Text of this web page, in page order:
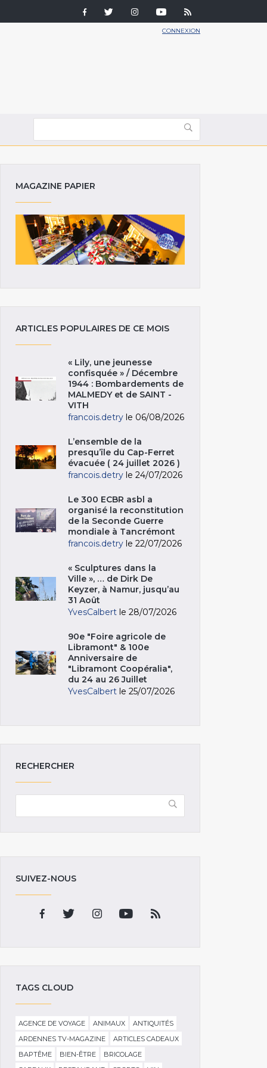
CONNEXION
MAGAZINE PAPIER
ARTICLES POPULAIRES DE CE MOIS
« Lily, une jeunesse
confisquée » / Décembre
1944 : Bombardements de
MALMEDY et de SAINT -
VITH
francois.detry le 06/08/2026
L’ensemble de la
presqu’île du Cap-Ferret
évacuée ( 24 juillet 2026 )
francois.detry le 24/07/2026
Le 300 ECBR asbl a
organisé la reconstitution
de la Seconde Guerre
mondiale à Tancrémont
francois.detry le 22/07/2026
« Sculptures dans la
Ville », … de Dirk De
Keyzer, à Namur, jusqu’au
31 Août
YvesCalbert le 28/07/2026
90e "Foire agricole de
Libramont" & 100e
Anniversaire de
"Libramont Coopéralia",
du 24 au 26 Juillet
YvesCalbert le 25/07/2026
RECHERCHER
SUIVEZ-NOUS
TAGS CLOUD
AGENCE DE VOYAGE ANIMAUX
ANTIQUITÉS
ARDENNES TV-MAGAZINE
ARTICLES CADEAUX
BAPTÊME
BIEN-ÊTRE
BRICOLAGE